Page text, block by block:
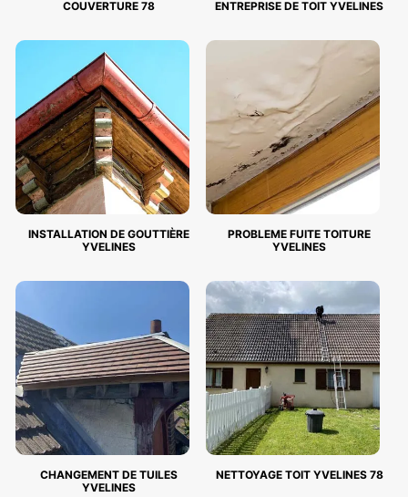
COUVERTURE 78 ENTREPRISE DE TOIT YVELINES
INSTALLATION DE GOUTTIÈRE
YVELINES
PROBLEME FUITE TOITURE
YVELINES
CHANGEMENT DE TUILES
YVELINES
NETTOYAGE TOIT YVELINES 78